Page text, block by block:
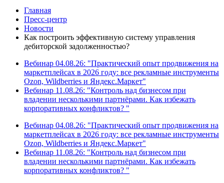
Главная
Пресс-центр
Новости
Как построить эффективную систему управления
дебиторской задолженностью?
Вебинар 04.08.26: "Практический опыт продвижения на
маркетплейсах в 2026 году: все рекламные инструменты
Ozon, Wildberries и Яндекс.Маркет"
Вебинар 11.08.26: "Контроль над бизнесом при
владении несколькими партнёрами. Как избежать
корпоративных конфликтов? "
Вебинар 04.08.26: "Практический опыт продвижения на
маркетплейсах в 2026 году: все рекламные инструменты
Ozon, Wildberries и Яндекс.Маркет"
Вебинар 11.08.26: "Контроль над бизнесом при
владении несколькими партнёрами. Как избежать
корпоративных конфликтов? "